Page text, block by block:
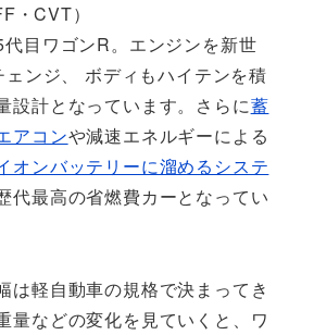
・CVT）
目ワゴンR。エンジンを新世
ンジ、 ボディもハイテンを積
設計となっています。さらに蓄
アコンや減速エネルギーによる
オンバッテリーに溜めるシステ
代最高の省燃費カーとなってい
は軽自動車の規格で決まってき
量などの変化を見ていくと、ワ